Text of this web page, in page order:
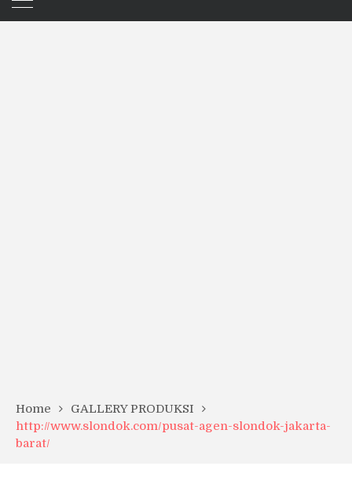
Home
GALLERY PRODUKSI
http://www.slondok.com/pusat-agen-slondok-jakarta-
barat/